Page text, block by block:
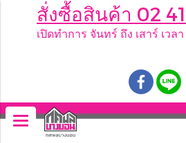
สั่งซื้อสินค้า 02
เปิดทำการ จันทร์ ถึง เสาร์ เว